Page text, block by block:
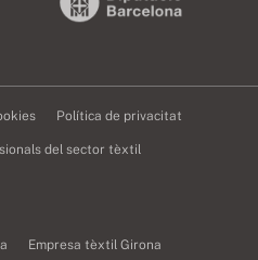
Política de privacitat
del sector tèxtil
Empresa tèxtil Girona